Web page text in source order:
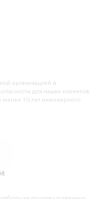
организацией в
для наших клиентов.
10 лет инженерного
на производственных